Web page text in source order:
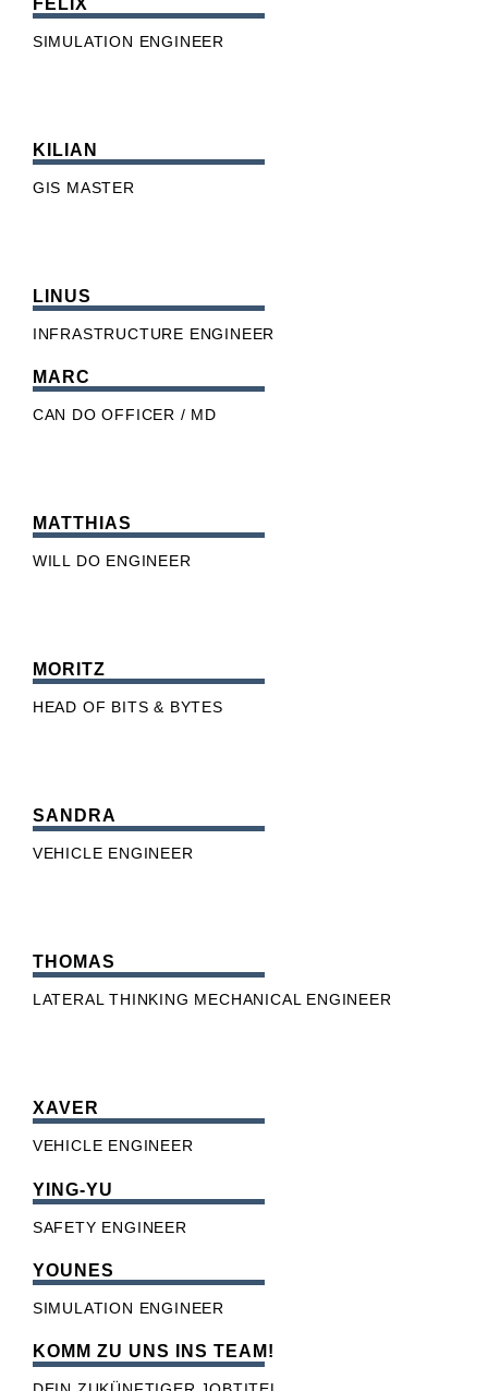
SIMULATION ENGINEER
KILIAN
GIS MASTER
LINUS
INFRASTRUCTURE ENGINEER
MARC
CAN DO OFFICER / MD
MATTHIAS
WILL DO ENGINEER
MORITZ
HEAD OF BITS & BYTES
SANDRA
VEHICLE ENGINEER
THOMAS
LATERAL THINKING MECHANICAL ENGINEER
XAVER
VEHICLE ENGINEER
YING-YU
SAFETY ENGINEER
YOUNES
SIMULATION ENGINEER
KOMM ZU UNS INS TEAM!